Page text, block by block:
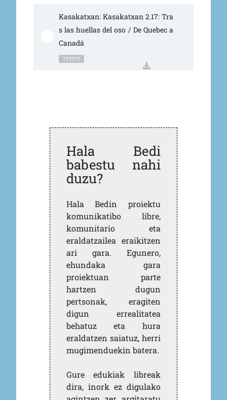
Kasakatxan: Kasakatxan 2.17: Tra
s las huellas del oso / De Quebec a
Canadá
??:??:??
Hala Bedi
babestu nahi
duzu?
Hala Bedin proiektu
komunikatibo libre,
komunitario eta
eraldatzailea eraikitzen
ari gara. Egunero,
ehundaka gara
proiektuan parte
hartzen dugun
pertsonak, eragiten
digun errealitatea
behatuz eta hura
eraldatzen saiatuz, herri
mugimenduekin batera.
Gure edukiak libreak
dira, inork ez digulako